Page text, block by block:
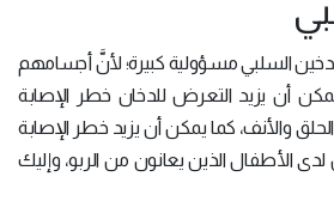
السلبي مسؤولية كبيرة؛ لأنَّ أجسامهم
أن يزيد التعرض للدخان خطر الإصابة
والأنف، كما يمكن أن يزيد خطر الإصابة
لدى الأطفال الذين يعانون من الربو، وإليك